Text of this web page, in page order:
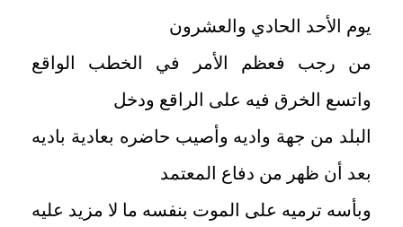
يوم الأحد الحادي والعشرون
من رجب فعظم الأمر في الخطب الواقع
واتسع الخرق فيه على الراقع ودخل
البلد من جهة واديه وأصيب حاضره بعادية باديه
بعد أن ظهر من دفاع المعتمد
وبأسه ترميه على الموت بنفسه ما لا مزيد عليه